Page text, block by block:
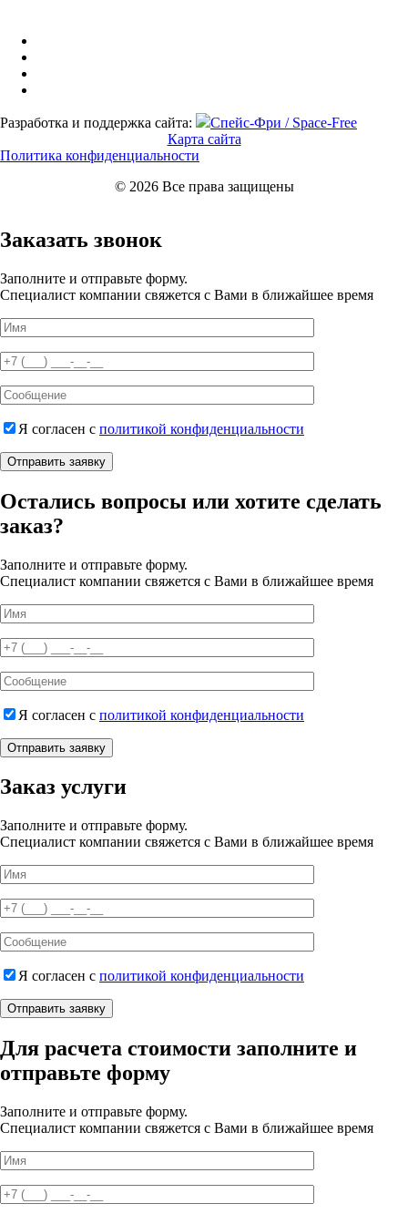
Разработка и поддержка сайта:
Спейс-Фри / Space-Free
Карта сайта
Политика конфиденциальности
© 2026 Все права защищены
Заказать звонок
Заполните и отправьте форму.
Специалист компании свяжется с Вами в ближайшее время
Я согласен с политикой конфиденциальности
Отправить заявку
Остались вопросы или хотите сделать
заказ?
Заполните и отправьте форму.
Специалист компании свяжется с Вами в ближайшее время
Я согласен с политикой конфиденциальности
Отправить заявку
Заказ услуги
Заполните и отправьте форму.
Специалист компании свяжется с Вами в ближайшее время
Я согласен с политикой конфиденциальности
Отправить заявку
Для расчета стоимости заполните и
отправьте форму
Заполните и отправьте форму.
Специалист компании свяжется с Вами в ближайшее время